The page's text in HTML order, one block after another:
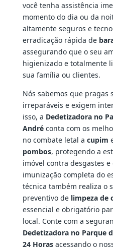
você tenha assistência
momento do dia ou da
altamente seguros e
erradicação rápida de
assegurando que o seu
higienizado e totalmente
sua família ou clientes.
Nós sabemos que pragas
irreparáveis e exigem
isso, a Dedetizadora no
Andréconta com os
no combate letal a cupim
pombos, protegendo a
imóvel contra desgastes e
imunização completa do
técnica também realiza o
preventivo de limpeza de
essencial e obrigatório
local. Conte com a
Dedetizadora no Parque
24 Horasacessando o